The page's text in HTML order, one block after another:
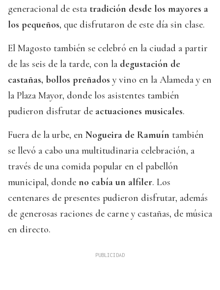
generacional de esta tradición desde los mayores a
los pequeños, que disfrutaron de este día sin clase.
El Magosto también se celebró en la ciudad a partir
de las seis de la tarde, con la degustación de
castañas, bollos preñados y vino en la Alameda y en
la Plaza Mayor, donde los asistentes también
pudieron disfrutar de actuaciones musicales.
Fuera de la urbe, en Nogueira de Ramuín también
se llevó a cabo una multitudinaria celebración, a
través de una comida popular en el pabellón
municipal, donde no cabía un alfiler. Los
centenares de presentes pudieron disfrutar, además
de generosas raciones de carne y castañas, de música
en directo.